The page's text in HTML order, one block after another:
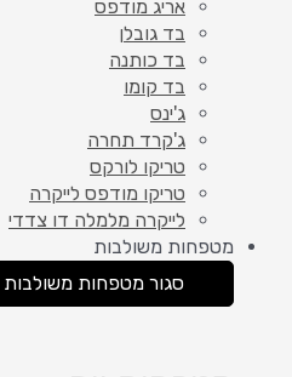
אריג מודפס
בד גובלן
בד כותנה
בד קומו
ג'ינס
ג'קרד תחרה
טריקו לורקס
טריקו מודפס לייקרה
לייקרה מלמלה דו צדדי
מטפחות משולבות
סגור מטפחות משולבות